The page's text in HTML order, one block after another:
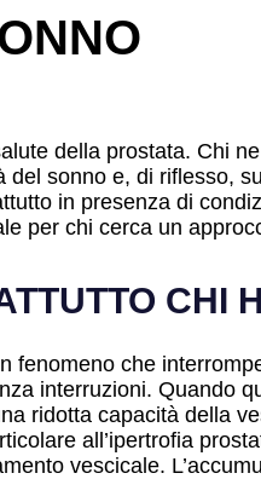
della prostata. Chi
sonno e, di riflesso,
in presenza di
per chi cerca un
CHI
fenomeno che
interruzioni. Quando
ridotta capacità della
all’ipertrofia
vescicale.